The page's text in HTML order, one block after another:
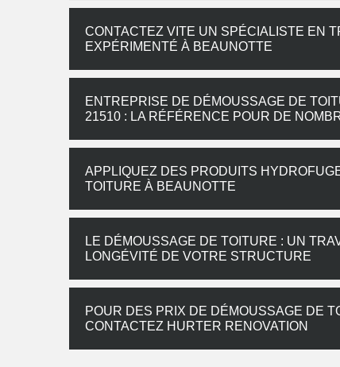
CONTACTEZ VITE UN SPÉCIALISTE EN
EXPÉRIMENTÉ À BEAUNOTTE
ENTREPRISE DE DÉMOUSSAGE DE
21510 : LA RÉFÉRENCE POUR DE
APPLIQUEZ DES PRODUITS
TOITURE À BEAUNOTTE
LE DÉMOUSSAGE DE TOITURE : UN
LONGÉVITÉ DE VOTRE STRUCTURE
POUR DES PRIX DE DÉMOUSSAGE DE
CONTACTEZ HURTER RENOVATION